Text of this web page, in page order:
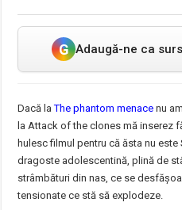
G Adaugă-ne ca
Dacă laThe phantom menace nu
la Attack of the clones mă inserez
hulesc filmul pentru că ăsta nu
dragoste adolescentină, plină de
strâmbături din nas, ce se
tensionate ce stă să explodeze.